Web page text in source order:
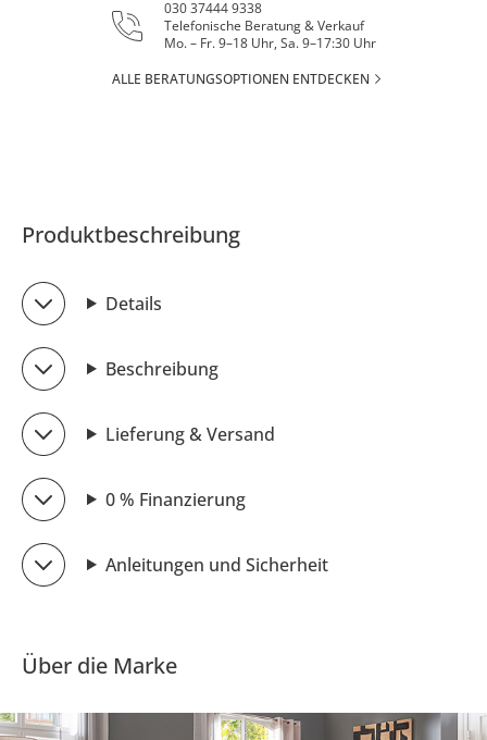
030 37444 9338
Telefonische Beratung & Verkauf
Mo. – Fr. 9–18 Uhr, Sa. 9–17:30 Uhr
ALLE BERATUNGSOPTIONEN ENTDECKEN
Produktbeschreibung
Details
Beschreibung
Lieferung & Versand
0 % Finanzierung
Anleitungen und Sicherheit
Über die Marke